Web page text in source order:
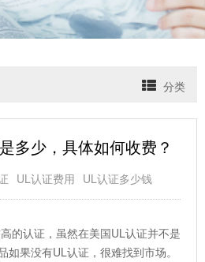
分类
多少，具体如何收费？
UL认证费用 UL认证多少钱
的认证，虽然在美国UL认证并不是
果没有UL认证，很难找到市场。